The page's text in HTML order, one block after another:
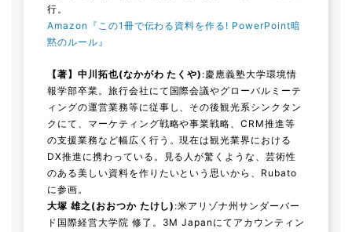
行。
Amazon『この1冊で伝わる資料を作る! PowerPoint暗
黙のルール』
【著】中川拓也(なかがわ たくや) :慶應義塾大学環境情
報学部卒業。旅行会社にて国際会議やグローバルミーテ
ィングの運営業務等に従事し、その後観光系シンクタン
クにて、マーケティング戦略や事業戦略、CRM推進等
の支援業務など幅広く行う。現在は観光業界における
DX推進に携わっている。見る人が驚くような、芸術性
のある美しい資料を作りたいという思いから、Rubato
に参画。
大塚 雄之(おおつか たけし) :米アリゾナ州サンダーバー
ド国際経営大学院 修了。3M Japanにてアカウンティン